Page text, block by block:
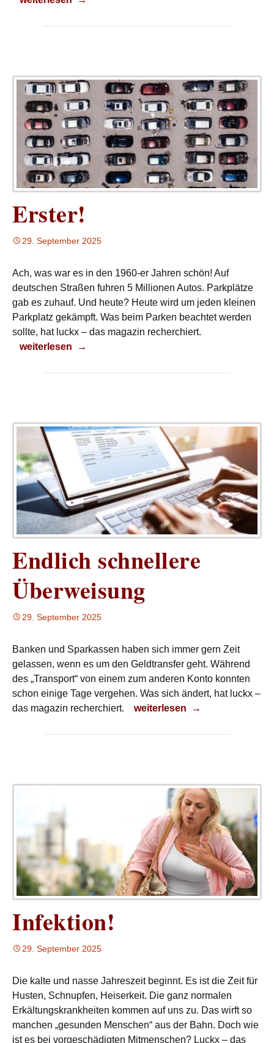
Erster!
29. September 2025
Ach, was war es in den 1960-er Jahren schön! Auf
deutschen Straßen fuhren 5 Millionen Autos. Parkplätze
gab es zuhauf. Und heute? Heute wird um jeden kleinen
Parkplatz gekämpft. Was beim Parken beachtet werden
sollte, hat luckx – das magazin recherchiert.
Erster!
weiterlesen →
Endlich schnellere
Überweisung
29. September 2025
Banken und Sparkassen haben sich immer gern Zeit
gelassen, wenn es um den Geldtransfer geht. Während
des „Transport“ von einem zum anderen Konto konnten
schon einige Tage vergehen. Was sich ändert, hat luckx –
das magazin recherchiert.
Endlich schnellere
weiterlesen →
Infektion!
29. September 2025
Die kalte und nasse Jahreszeit beginnt. Es ist die Zeit für
Husten, Schnupfen, Heiserkeit. Die ganz normalen
Erkältungskrankheiten kommen auf uns zu. Das wirft so
manchen „gesunden Menschen“ aus der Bahn. Doch wie
ist es bei vorgeschädigten Mitmenschen? Luckx – das